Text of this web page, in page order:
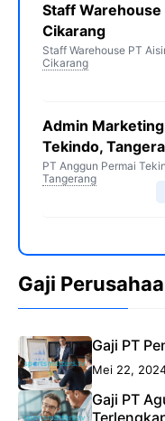
Staff Warehouse
Cikarang
Staff Warehouse PT
Cikarang
Admin
Tekindo,
PT Anggun Permai
Tangerang
Gaji
Gaji PT
Mei 22,
Gaji PT